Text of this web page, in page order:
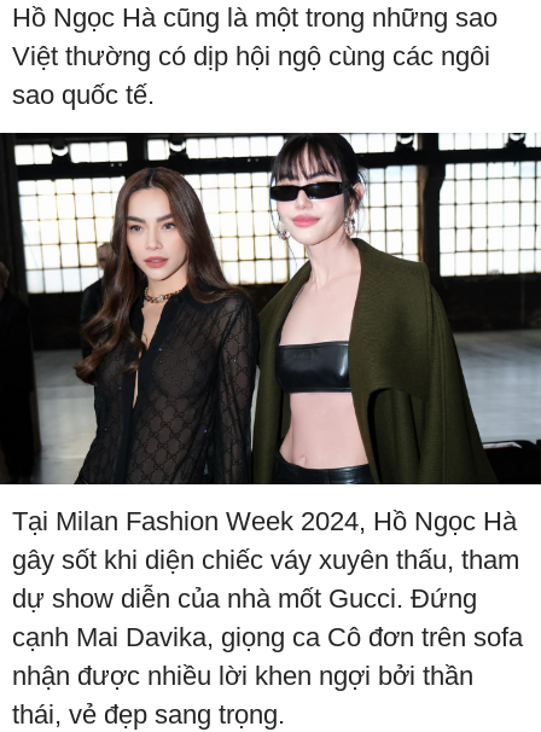
Hồ Ngọc Hà cũng là một trong những sao
Việt thường có dịp hội ngộ cùng các ngôi
sao quốc tế.
Tại Milan Fashion Week 2024, Hồ Ngọc Hà
gây sốt khi diện chiếc váy xuyên thấu, tham
dự show diễn của nhà mốt Gucci. Đứng
cạnh Mai Davika, giọng ca Cô đơn trên sofa
nhận được nhiều lời khen ngợi bởi thần
thái, vẻ đẹp sang trọng.